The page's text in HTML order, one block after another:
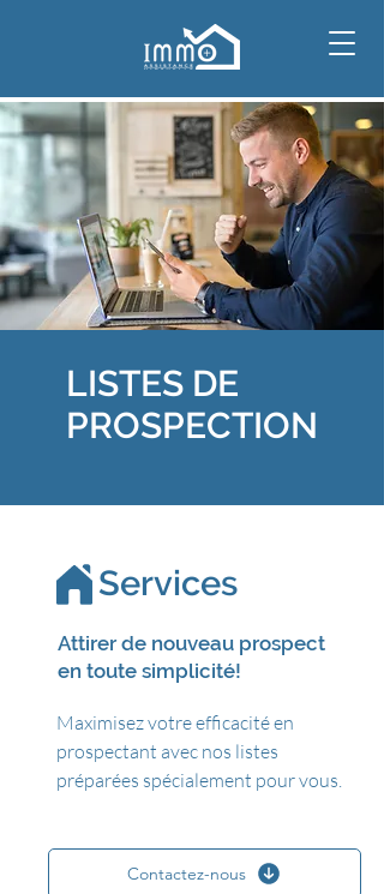
LISTES DE
PROSPECTION
Services
Attirer de nouveau prospect
en toute simplicité!
Maximisez votre efficacité en
prospectant avec nos listes
préparées spécialement pour vous.
Contactez-nous